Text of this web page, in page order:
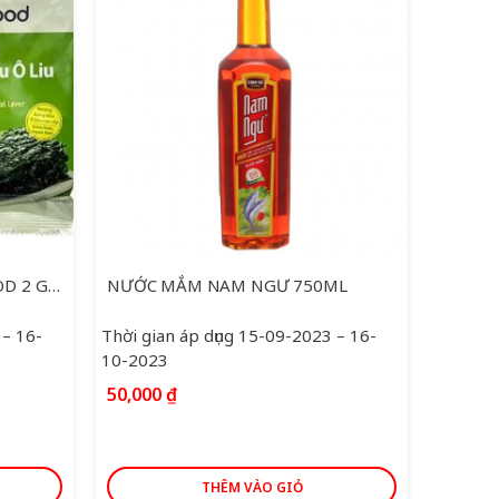
LÁ KIM TẨM DẦU OLIU O’FOOD 2 GÓI * 5 G
16-
NƯỚC MẮM NAM NGƯ 750ML
Thời gian áp dụng 15-09-2023 – 16-
10-2023
50,000₫
THÊM VÀO GIỎ